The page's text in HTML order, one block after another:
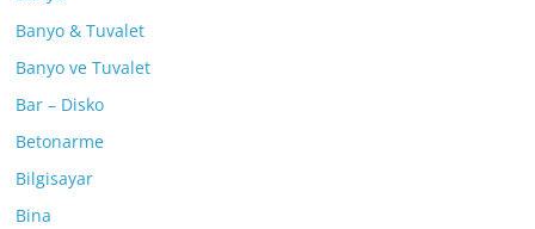
Banyo & Tuvalet
Banyo ve Tuvalet
Bar – Disko
Betonarme
Bilgisayar
Bina